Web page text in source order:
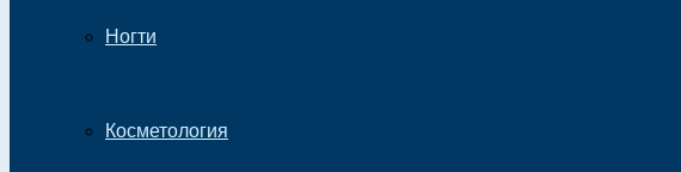
Ногти
Косметология